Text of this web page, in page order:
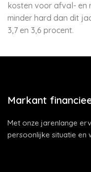
kosten voor afval- en
minder hard dan dit
3,7 en 3,6 procent.
Markant
Met onze jarenlange
persoonlijke situatie en